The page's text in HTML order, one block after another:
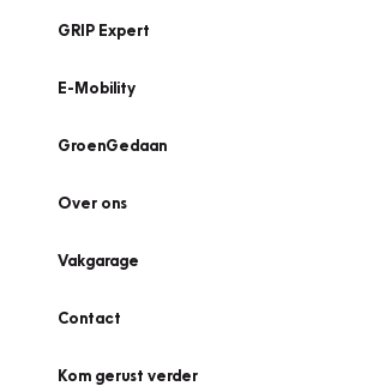
GRIP Expert
E-Mobility
GroenGedaan
Over ons
Vakgarage
Contact
Kom gerust verder